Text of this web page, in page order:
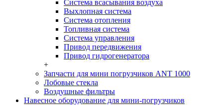
Система всасывания воздуха
Выхлопная система
Система отопления
Топливная система
Система управления
Привод передвижения
Привод гидрогенератора
+
Запчасти для мини погрузчиков ANT 1000
Лобовые стекла
Воздушные фильтры
Навесное оборудование для мини-погрузчиков